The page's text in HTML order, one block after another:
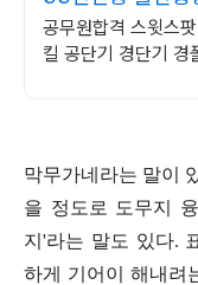
합격관리집중형
공무원합격 스윗스
킬 공단기 경단기 경
막무가네라는 말이
을 정도로 도무지
지'라는 말도 있다.
하게 기어이 해내려